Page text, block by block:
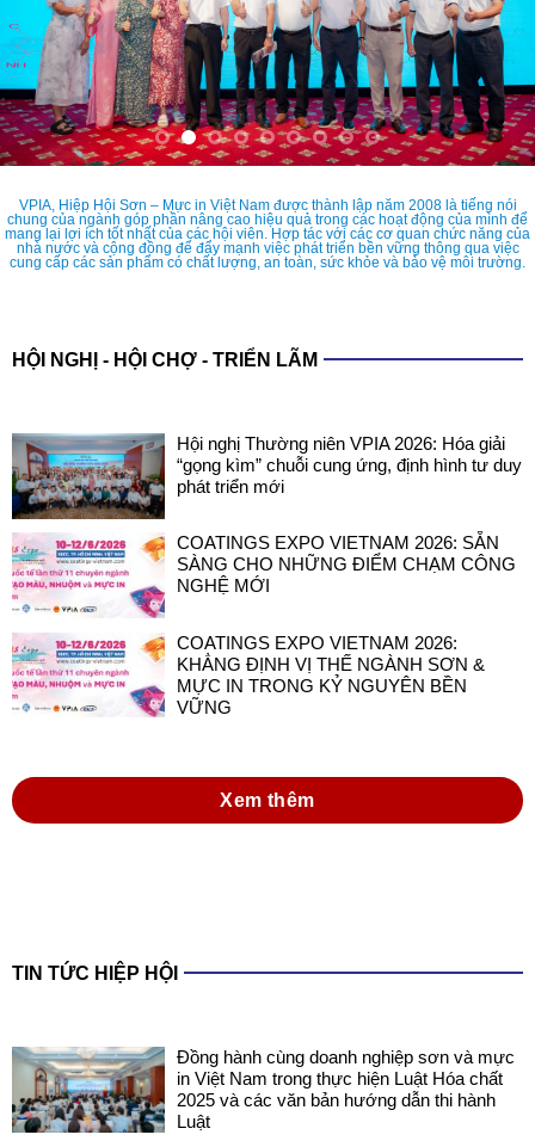
VPIA, Hiệp Hội Sơn – Mực in Việt Nam được thành lập năm 2008 là tiếng nói
chung của ngành góp phần nâng cao hiệu quả trong các hoạt động của mình để
mang lại lợi ích tốt nhất của các hội viên. Hợp tác với các cơ quan chức năng của
nhà nước và cộng đồng để đẩy mạnh việc phát triển bền vững thông qua việc
cung cấp các sản phẩm có chất lượng, an toàn, sức khỏe và bảo vệ môi trường.
HỘI NGHỊ - HỘI CHỢ - TRIỂN LÃM
Hội nghị Thường niên VPIA 2026: Hóa giải
“gọng kìm” chuỗi cung ứng, định hình tư duy
phát triển mới
COATINGS EXPO VIETNAM 2026: SẴN
SÀNG CHO NHỮNG ĐIỂM CHẠM CÔNG
NGHỆ MỚI
COATINGS EXPO VIETNAM 2026:
KHẲNG ĐỊNH VỊ THẾ NGÀNH SƠN &
MỰC IN TRONG KỶ NGUYÊN BỀN
VỮNG
Xem thêm
TIN TỨC HIỆP HỘI
Đồng hành cùng doanh nghiệp sơn và mực
in Việt Nam trong thực hiện Luật Hóa chất
2025 và các văn bản hướng dẫn thi hành
Luật